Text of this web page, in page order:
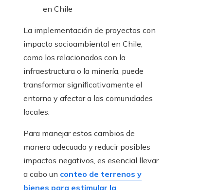
La implementación de proyectos con
impacto socioambiental en Chile,
como los relacionados con la
infraestructura o la minería, puede
transformar significativamente el
entorno y afectar a las comunidades
locales.
Para manejar estos cambios de
manera adecuada y reducir posibles
impactos negativos, es esencial llevar
a cabo un conteo de terrenos y
bienes para estimular la